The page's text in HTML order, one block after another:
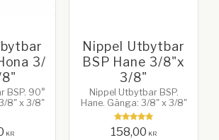
3/
BSP. 90°
8" x 3/8"
KR
Nippel Utbytbar
BSP Hane 3/8"x
3/8"
Nippel Utbytbar BSP.
Hane. Gänga: 3/8" x 3/8"
158,00 KR